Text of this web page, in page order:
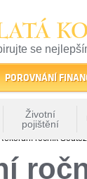
se
tradice a
POROVNÁNÍ
Životní
pojištění
ročník